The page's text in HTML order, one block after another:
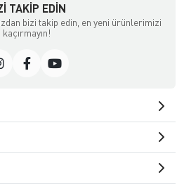
TAKIP EDIN
bizi takip edin, en yeni ürünlerimizi
kaçırmayın!